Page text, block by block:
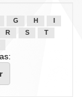
G H
R S
T